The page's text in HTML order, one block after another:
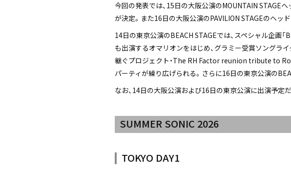
今回の発表では、15日の大阪公演のMOUNTAIN STAGE
が決定。また16日の大阪公演のPAVILION STAGEのヘッ
14日の東京公演のBEACH STAGEでは、スペシャル企画
も出演するオマリオンをはじめ、グラミー受賞ソングラ
継ぐプロジェクト・The RH Factor reunion tribute to
パーティが繰り広げられる。さらに16日の東京公演の
なお、14日の大阪公演および16日の東京公演に出演予定
SUMMER SONIC 2026
TOKYO DAY1